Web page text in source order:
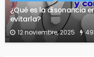
¿Qué es la disonancia
evitarla?
12 noviembre, 2025